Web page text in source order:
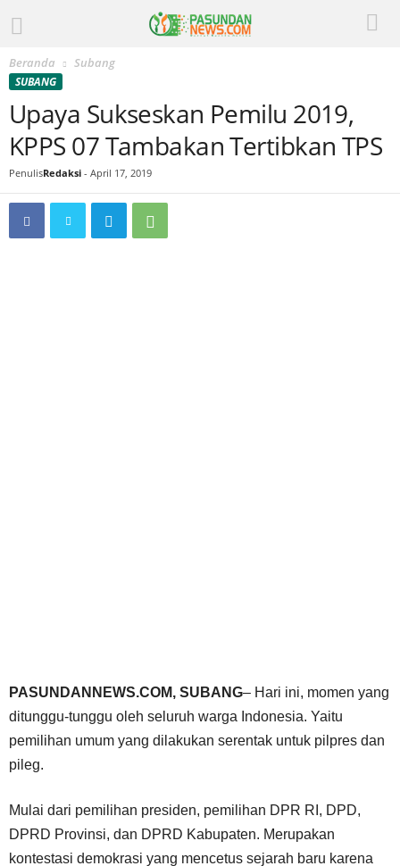
Beranda Subang
SUBANG
Upaya Sukseskan Pemilu 2019,
KPPS 07 Tambakan Tertibkan TPS
PenulisRedaksi - April 17, 2019
PASUNDANNEWS.COM, SUBANG– Hari ini, momen yang
ditunggu-tunggu oleh seluruh warga Indonesia. Yaitu
pemilihan umum yang dilakukan serentak untuk pilpres dan
pileg.
Mulai dari pemilihan presiden, pemilihan DPR RI, DPD,
DPRD Provinsi, dan DPRD Kabupaten. Merupakan
kontestasi demokrasi yang mencetus sejarah baru karena